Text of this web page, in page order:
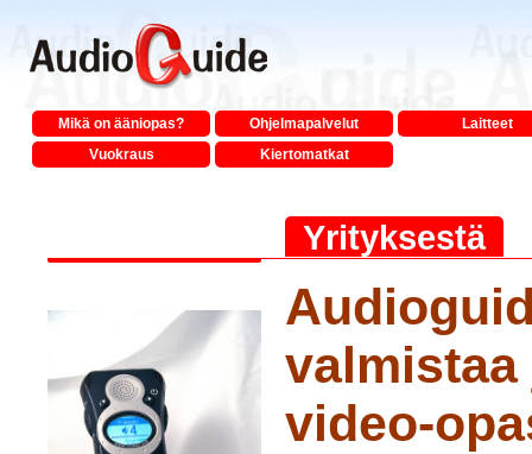
Mikä on ääniopas? Ohjelmapalvelut
Laitteet
Vuokraus
Kiertomatkat
Yrityksestä
video-